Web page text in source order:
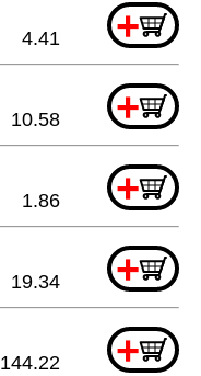
+
4.41
+
10.58
+
1.86
+
19.34
+
144.22